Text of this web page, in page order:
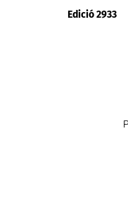
Edició 2933